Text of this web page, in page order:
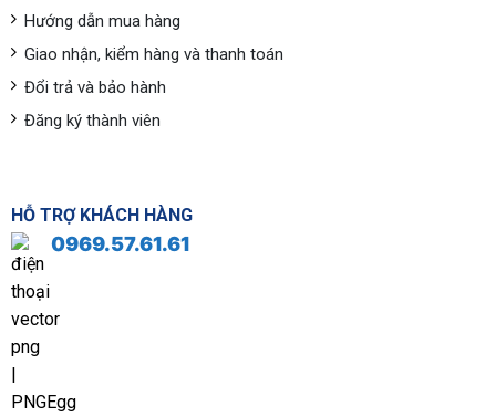
Hướng dẫn mua hàng
Giao nhận, kiểm hàng và thanh toán
Đổi trả và bảo hành
Đăng ký thành viên
HỖ TRỢ KHÁCH HÀNG
0969.57.61.61